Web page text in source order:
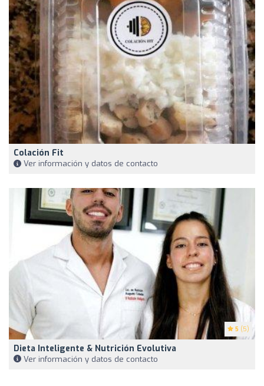
Colación Fit
Ver información y datos de contacto
5 (5)
Dieta Inteligente & Nutrición Evolutiva
Ver información y datos de contacto